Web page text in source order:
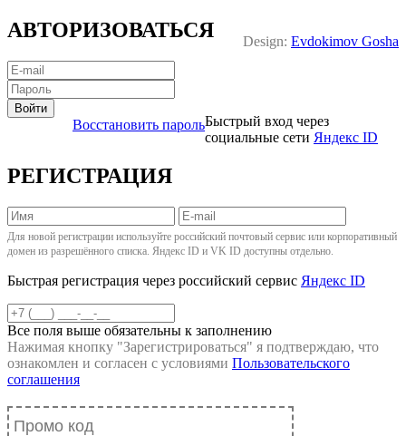
Design: Evdokimov Gosha
АВТОРИЗОВАТЬСЯ
Войти
Восстановить парольБыстрый вход через
социальные сети Яндекс ID
РЕГИСТРАЦИЯ
Для новой регистрации используйте российский почтовый сервис или корпоративный
домен из разрешённого списка. Яндекс ID и VK ID доступны отдельно.
Быстрая регистрация через российский сервис Яндекс ID
Все поля выше обязательны к заполнению
Нажимая кнопку "Зарегистрироваться" я подтверждаю, что
ознакомлен и согласен с условиями Пользовательского
соглашения